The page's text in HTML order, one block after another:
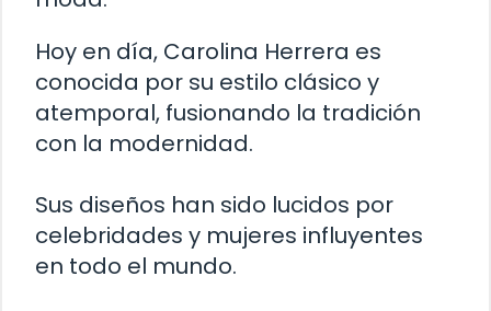
Hoy en día, Carolina Herrera es
conocida por su estilo clásico y
atemporal, fusionando la tradición
con la modernidad.
Sus diseños han sido lucidos por
celebridades y mujeres influyentes
en todo el mundo.